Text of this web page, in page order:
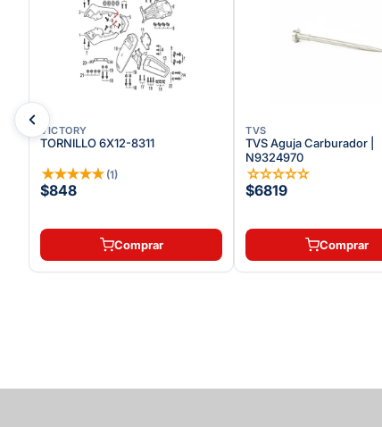
VICTORY
TORNILLO 6X12-8311
★★★★★ (1)
$848
Comprar
TVS
TVS Aguja Carburador |
N9324970
☆☆☆☆☆
$6819
Comprar